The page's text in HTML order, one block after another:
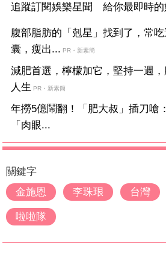
追蹤訂閱娛樂星聞 給你最即時的
腹部脂肪的「剋星」找到了，常
囊，瘦出... PR・新素簡
減肥首選，檸檬加它，堅持一週
人生 PR・新素簡
年撈5億鬧翻！「肥大叔」插刀
「肉眼...
關鍵字
金施恩
李珠珢 台灣
啦啦隊